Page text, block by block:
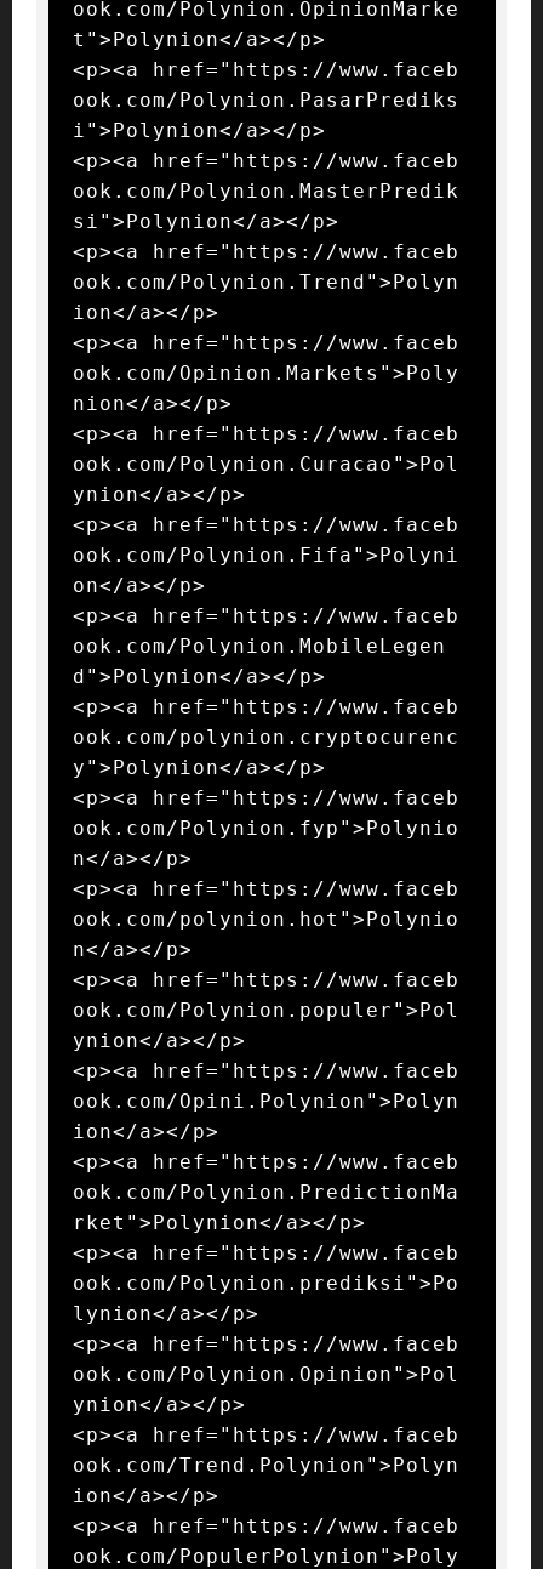
ook.com/Polynion.OpinionMarke
t">Polynion</a></p>
<p><a href="https://www.faceb
ook.com/Polynion.PasarPrediks
i">Polynion</a></p>
<p><a href="https://www.faceb
ook.com/Polynion.MasterPredik
si">Polynion</a></p>
<p><a href="https://www.faceb
ook.com/Polynion.Trend">Polyn
ion</a></p>
<p><a href="https://www.faceb
ook.com/Opinion.Markets">Poly
nion</a></p>
<p><a href="https://www.faceb
ook.com/Polynion.Curacao">Pol
ynion</a></p>
<p><a href="https://www.faceb
ook.com/Polynion.Fifa">Polyni
on</a></p>
<p><a href="https://www.faceb
ook.com/Polynion.MobileLegen
d">Polynion</a></p>
<p><a href="https://www.faceb
ook.com/polynion.cryptocurenc
y">Polynion</a></p>
<p><a href="https://www.faceb
ook.com/Polynion.fyp">Polynio
n</a></p>
<p><a href="https://www.faceb
ook.com/polynion.hot">Polynio
n</a></p>
<p><a href="https://www.faceb
ook.com/Polynion.populer">Pol
ynion</a></p>
<p><a href="https://www.faceb
ook.com/Opini.Polynion">Polyn
ion</a></p>
<p><a href="https://www.faceb
ook.com/Polynion.PredictionMa
rket">Polynion</a></p>
<p><a href="https://www.faceb
ook.com/Polynion.prediksi">Po
lynion</a></p>
<p><a href="https://www.faceb
ook.com/Polynion.Opinion">Pol
ynion</a></p>
<p><a href="https://www.faceb
ook.com/Trend.Polynion">Polyn
ion</a></p>
<p><a href="https://www.faceb
ook.com/PopulerPolynion">Poly